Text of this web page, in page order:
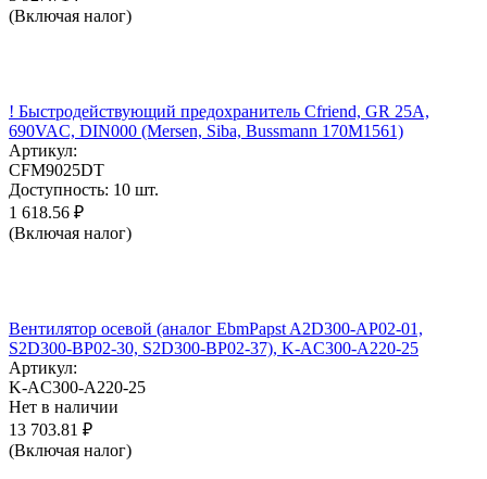
(Включая налог)
! Быстродействующий предохранитель Cfriend, GR 25А,
690VAC, DIN000 (Mersen, Siba, Bussmann 170M1561)
Артикул:
CFM9025DT
Доступность: 10 шт.
1 618.56 ₽
(Включая налог)
Вентилятор осевой (аналог EbmPapst A2D300-AP02-01,
S2D300-BP02-30, S2D300-BP02-37), K-AC300-A220-25
Артикул:
K-AC300-A220-25
Нет в наличии
13 703.81 ₽
(Включая налог)